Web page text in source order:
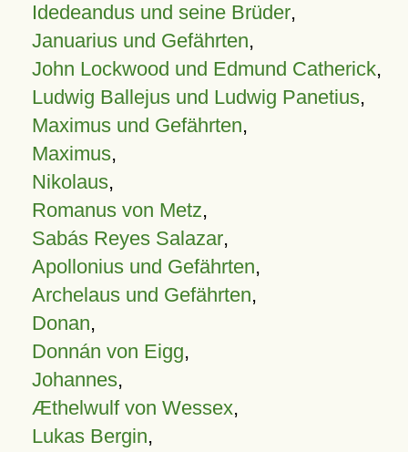
Idedeandus und seine Brüder,
Januarius und Gefährten,
John Lockwood und Edmund Catherick,
Ludwig Ballejus und Ludwig Panetius,
Maximus und Gefährten,
Maximus,
Nikolaus,
Romanus von Metz,
Sabás Reyes Salazar,
Apollonius und Gefährten,
Archelaus und Gefährten,
Donan,
Donnán von Eigg,
Johannes,
Æthelwulf von Wessex,
Lukas Bergin,